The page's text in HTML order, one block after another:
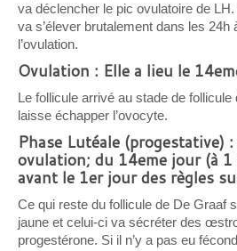
va déclencher le pic ovulatoire de LH.
va s’élever brutalement dans les 24h
l’ovulation.
Ovulation : Elle a lieu le
Le follicule arrivé au stade de
laisse échapper l’ovocyte.
Phase Lutéale (progestative)
ovulation; du 14eme jour (à
avant le 1er jour des règles
Ce qui reste du follicule de De Graaf
jaune et celui-ci va sécréter des
progestérone. Si il n’y a pas eu